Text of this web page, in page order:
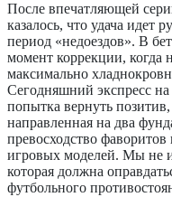
После впечатляющей
казалось, что удача идет
период «недоездов». В
момент коррекции, когда
максимально
Сегодняшний экспресс
попытка вернуть
направленная на два
превосходство
игровых моделей. Мы не
которая должна
футбольного